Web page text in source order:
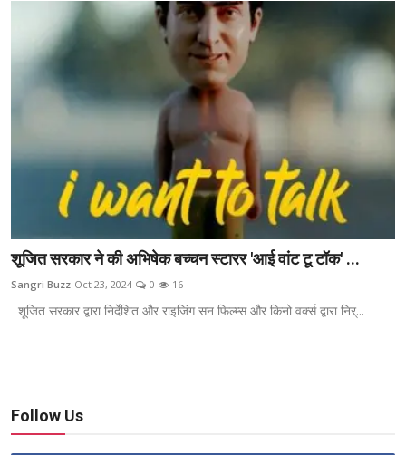
English
शूजित सरकार ने की अभिषेक बच्चन स्टारर 'आई वांट टू टॉक' ...
Sangri Buzz Oct 23, 2024 0 16
शूजित सरकार द्वारा निर्देशित और राइजिंग सन फिल्म्स और किनो वर्क्स द्वारा निर्...
Follow Us